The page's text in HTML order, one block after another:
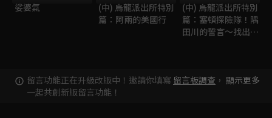
娑婆氣
(中) 烏龍派出所特別
篇：阿兩的美國行
(中) 烏龍派出所特別
篇：塞頓探險隊！隅
田川的誓言～找出記
留言功能正在升級改版中！邀請你填寫 留言板調查 ，
一起共創新版留言功能！
顯示更多